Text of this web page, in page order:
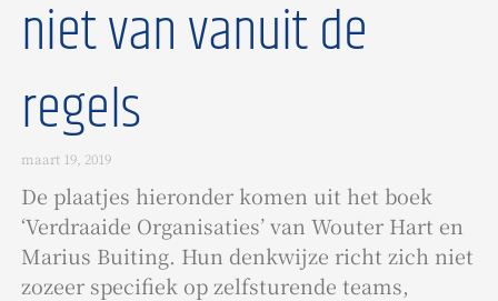
niet van vanuit de
regels
maart 19, 2019
De plaatjes hieronder komen uit het boek
‘Verdraaide Organisaties’ van Wouter Hart en
Marius Buiting. Hun denkwijze richt zich niet
zozeer specifiek op zelfsturende teams,